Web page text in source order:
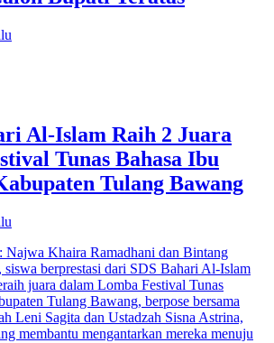
Al-Islam Raih 2 Juara
Tunas Bahasa Ibu
Tulang Bawang